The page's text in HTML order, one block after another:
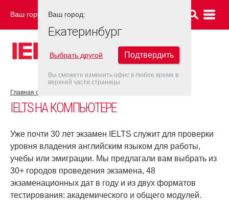
Ваш город: ЕКАТЕРИНБУРГ
Главная страница
IELTS НА КОМПЬЮТЕРЕ
Уже почти 30 лет экзамен IELTS служит для проверки
уровня владения английским языком для работы,
учебы или эмиграции. Мы предлагали вам выбрать из
30+ городов проведения экзамена, 48
экзаменационных дат в году и из двух форматов
тестирования: академического и общего модулей.
Ваш город:
Екатеринбург
Выбрать другой Подтвердить
Вы сможете изменить офис в любое время в
верхней части страницы